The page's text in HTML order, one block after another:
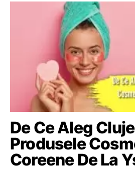
De Ce Aleg
Produsele
Coreene De La